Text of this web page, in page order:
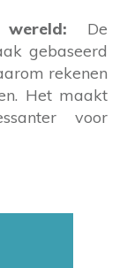
De
gebaseerd
rekenen
Het maakt
voor